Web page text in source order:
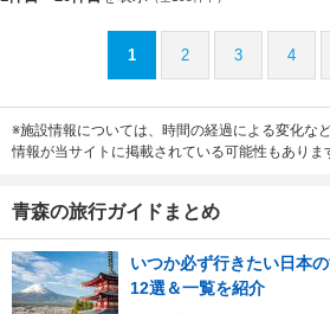
1 2 3 4
※施設情報については、時間の経過による変化な
情報が当サイトに掲載されている可能性もありま
青森の旅行ガイドまとめ
いつか必ず行きたい日本
12選＆一覧を紹介